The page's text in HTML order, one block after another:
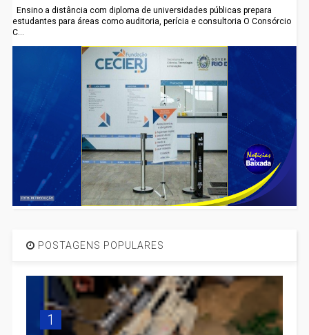
Ensino a distância com diploma de universidades públicas prepara
estudantes para áreas como auditoria, perícia e consultoria O Consórcio
C...
POSTAGENS POPULARES
1